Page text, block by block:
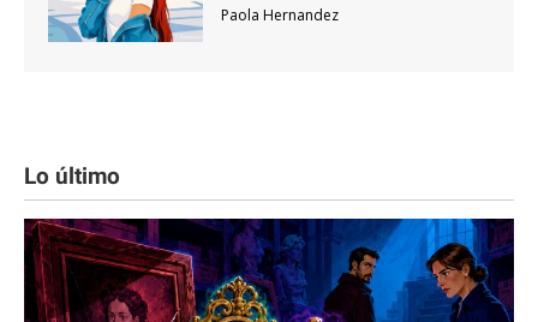
Paola Hernandez
Lo último